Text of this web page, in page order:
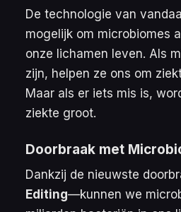
De technologie van
mogelijk om microbiomes
onze lichamen leven. Als
zijn, helpen ze ons om
Maar als er iets mis is,
ziekte groot.
Doorbraak met
Dankzij de nieuwste
Editing—kunnen we